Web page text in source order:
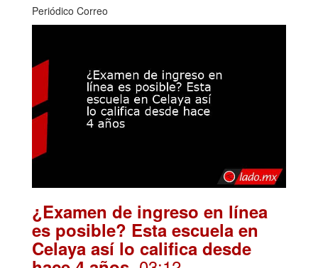
Periódico Correo
¿Examen de ingreso en línea
es posible? Esta escuela en
Celaya así lo califica desde